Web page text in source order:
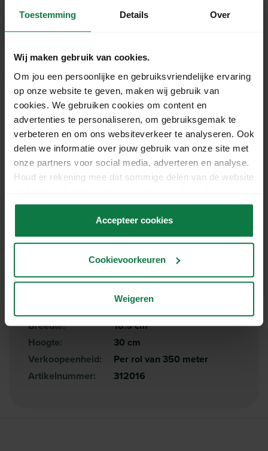
Toestemming Details Over
Wij maken gebruik van cookies.
Om jou een persoonlijke en gebruiksvriendelijke ervaring
op onze website te geven, maken wij gebruik van
cookies. We gebruiken cookies om content en
advertenties te personaliseren, om gebruiksgemak te
verbeteren en om ons websiteverkeer te analyseren. Ook
delen we informatie over jouw gebruik van onze site met
onze partners voor social media, adverteren en analyse.
Houd er rekening mee dat sommige delen van de website
accepteert.
Accepteer cookies
Cookievoorkeuren
Weigeren
uur.
Productomschrijving
Gebruik dit 40 grams kraftpapier als duurzaam
opvulmateriaal bij voor versturen van jouw
producten. Naast opvulmateriaal kan je dit
om jouw producten tijdens het verzendproces te
beschermen? Bekijk danhierde mogelijkheden!
Specificaties
Breedte:
Hoogte:
Verkoopeenheid:
Artikelnummer:
18.5 cm
30 cm
Per rol van 350 meter
312016